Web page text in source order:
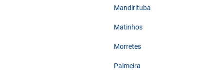
Mandirituba
Matinhos
Morretes
Palmeira